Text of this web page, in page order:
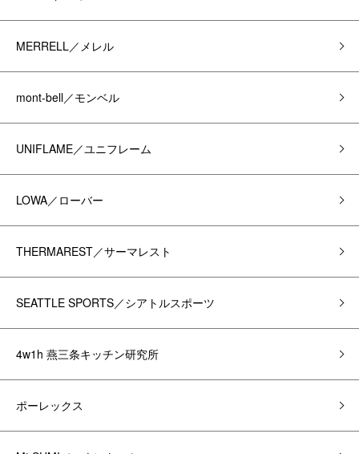
MERRELL／メレル
mont-bell／モンベル
UNIFLAME／ユニフレーム
LOWA／ローバー
THERMAREST／サーマレスト
SEATTLE SPORTS／シアトルスポーツ
4w1h 燕三条キッチン研究所
ポーレックス